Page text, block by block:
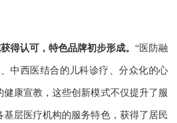
得认可，特色品牌初步形成。 “医防融
中西医结合的儿科诊疗、分众化的心
健康宣教，这些创新模式不仅提升了服
基层医疗机构的服务特色，获得了居民